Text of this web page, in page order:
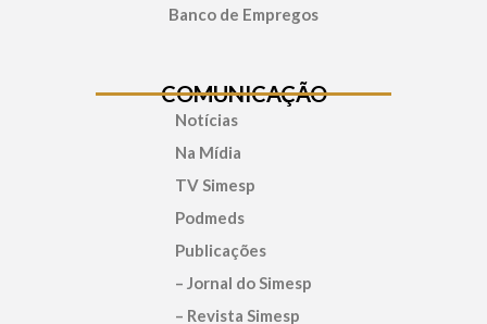
Banco de Empregos
COMUNICAÇÃO
Notícias
Na Mídia
TV Simesp
Podmeds
Publicações
– Jornal do Simesp
– Revista Simesp